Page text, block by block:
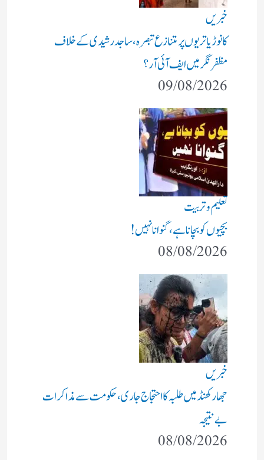
خبریں
کانوڑ یاتریوں پر متنازع تبصرہ، ساجد رشیدی کے خلاف
مظفرنگر میں ایف آئی آر؟
09/08/2026
تعلیم و تربیت
بچیوں کو بچانا ہے، گنوانا نہیں!
08/08/2026
خبریں
جھارکھنڈ میں طلبہ کا احتجاج جاری، حکومت سے مذاکرات
بے نتیجہ
08/08/2026